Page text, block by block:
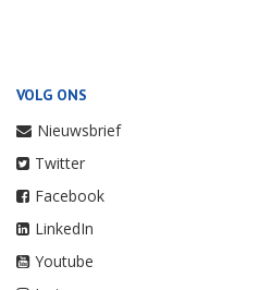
VOLG ONS
Nieuwsbrief
Twitter
Facebook
LinkedIn
Youtube